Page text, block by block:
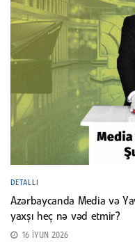
DETALLI
Azərbaycanda Media və
yaxşı heç nə vəd etmir?
16 İYUN 2026